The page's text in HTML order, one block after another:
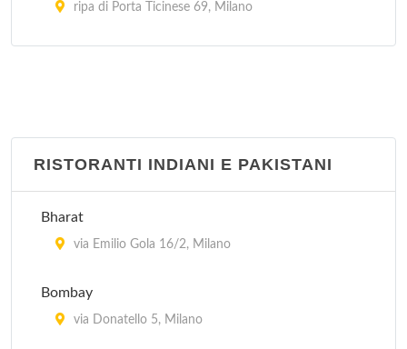
ripa di Porta Ticinese 69, Milano
via Maurizio Quadrio 23, Milano
RISTORANTI INDIANI E PAKISTANI
Bharat
via Emilio Gola 16/2, Milano
Bombay
via Donatello 5, Milano